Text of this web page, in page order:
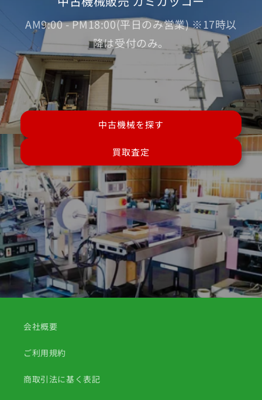
AM9:00 - PM18:00(平日のみ営業) ※17時以
降は受付のみ。
中古機械を探す
買取査定
会社概要
ご利用規約
商取引法に基く表記